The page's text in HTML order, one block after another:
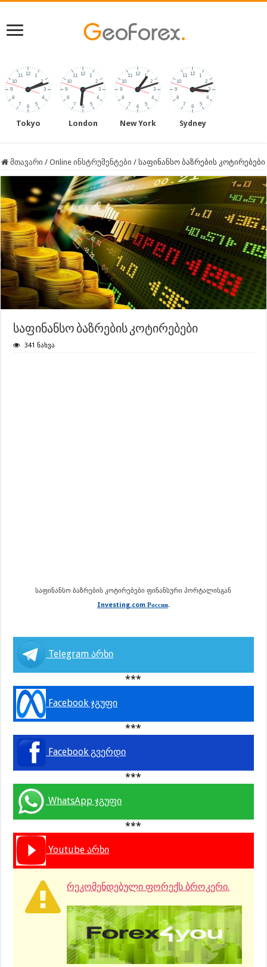
Tokyo London New York Sydney
მთავარი / Online ინსტრუმენტები / საფინანსო ბაზრების კოტირებები
საფინანსო ბაზრების კოტირებები
341 ნახვა
საფინანსო ბაზრების კოტირებები ფინანსური პორტალისგან
Investing.com Россия.
Telegram არხი
***
Facebook ჯგუფი
***
Facebook გვერდი
***
WhatsApp ჯგუფი
***
Youtube არხი
რეკომენდებული ფორექს ბროკერი.